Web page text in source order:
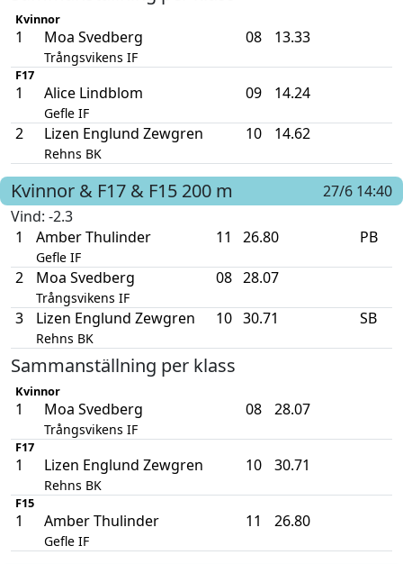
Kvinnor
1 Moa Svedberg
Trångsvikens IF
08 13.33
F17
1 Alice Lindblom
Gefle IF
09 14.24
2 Lizen Englund Zewgren
Rehns BK
10 14.62
Kvinnor & F17 & F15 200 m
27/6 14:40
Vind: -2.3
1
Amber Thulinder
Gefle IF
11 26.80 PB
2 Moa Svedberg
Trångsvikens IF
08 28.07
3 Lizen Englund Zewgren
Rehns BK
10 30.71 SB
Sammanställning per klass
Kvinnor
1 Moa Svedberg
Trångsvikens IF
08 28.07
F17
1 Lizen Englund Zewgren
Rehns BK
10 30.71
F15
1 Amber Thulinder
Gefle IF
11 26.80